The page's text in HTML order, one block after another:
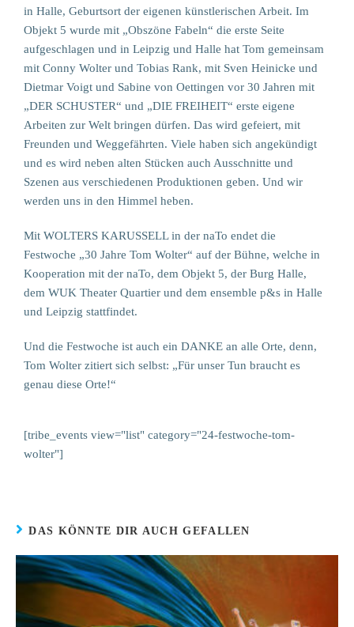
in Halle, Geburtsort der eigenen künstlerischen Arbeit. Im
Objekt 5 wurde mit „Obszöne Fabeln“ die erste Seite
aufgeschlagen und in Leipzig und Halle hat Tom gemeinsam
mit Conny Wolter und Tobias Rank, mit Sven Heinicke und
Dietmar Voigt und Sabine von Oettingen vor 30 Jahren mit
„DER SCHUSTER“ und „DIE FREIHEIT“ erste eigene
Arbeiten zur Welt bringen dürfen. Das wird gefeiert, mit
Freunden und Weggefährten. Viele haben sich angekündigt
und es wird neben alten Stücken auch Ausschnitte und
Szenen aus verschiedenen Produktionen geben. Und wir
werden uns in den Himmel heben.
Mit WOLTERS KARUSSELL in der naTo endet die
Festwoche „30 Jahre Tom Wolter“ auf der Bühne, welche in
Kooperation mit der naTo, dem Objekt 5, der Burg Halle,
dem WUK Theater Quartier und dem ensemble p&s in Halle
und Leipzig stattfindet.
Und die Festwoche ist auch ein DANKE an alle Orte, denn,
Tom Wolter zitiert sich selbst: „Für unser Tun braucht es
genau diese Orte!“
[tribe_events view="list" category="24-festwoche-tom-
wolter"]
DAS KÖNNTE DIR AUCH GEFALLEN